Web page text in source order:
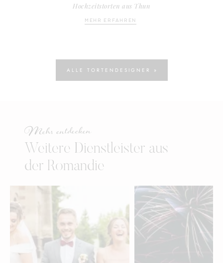
Hochzeitstorten aus Thun
MEHR ERFAHREN
ALLE TORTENDESIGNER »
Mehr entdecken
Weitere Dienstleister aus
der Romandie